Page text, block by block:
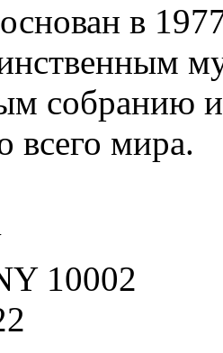
в
собранию и
всего мира.
10002